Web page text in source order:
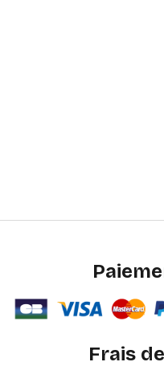
Frais